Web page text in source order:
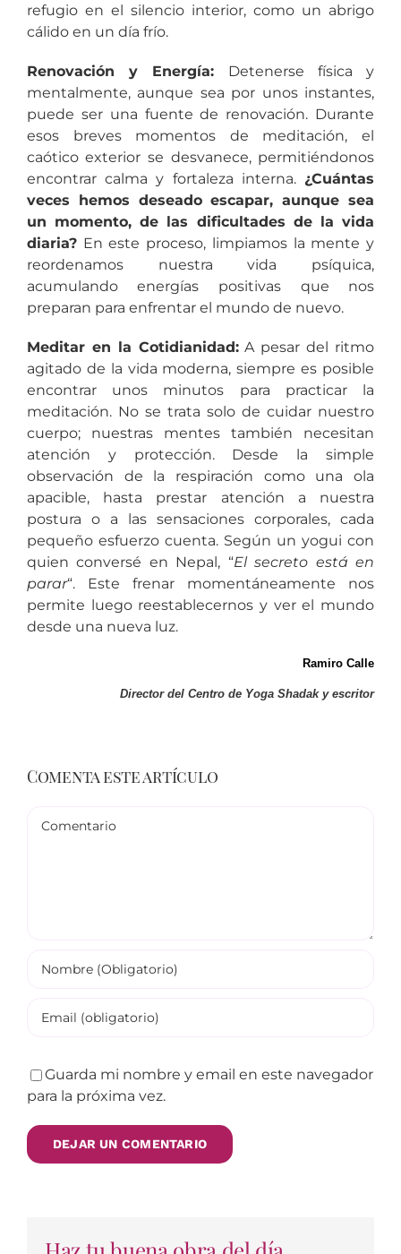
refugio en el silencio interior, como un abrigo
cálido en un día frío.
Renovación y Energía: Detenerse física y
mentalmente, aunque sea por unos instantes,
puede ser una fuente de renovación. Durante
esos breves momentos de meditación, el
caótico exterior se desvanece, permitiéndonos
encontrar calma y fortaleza interna. ¿Cuántas
veces hemos deseado escapar, aunque sea
un momento, de las dificultades de la vida
diaria?En este proceso, limpiamos la mente y
reordenamos nuestra vida psíquica,
acumulando energías positivas que nos
preparan para enfrentar el mundo de nuevo.
Meditar en la Cotidianidad:A pesar del ritmo
agitado de la vida moderna, siempre es posible
encontrar unos minutos para practicar la
meditación. No se trata solo de cuidar nuestro
cuerpo; nuestras mentes también necesitan
atención y protección. Desde la simple
observación de la respiración como una ola
apacible, hasta prestar atención a nuestra
postura o a las sensaciones corporales, cada
pequeño esfuerzo cuenta. Según un yogui con
quien conversé en Nepal, “El secreto está en
parar“. Este frenar momentáneamente nos
permite luego reestablecernos y ver el mundo
desde una nueva luz.
Ramiro Calle
Director del Centro de Yoga Shadak y escritor
Comenta este artículo
Guarda mi nombre y email en este navegador
para la próxima vez.